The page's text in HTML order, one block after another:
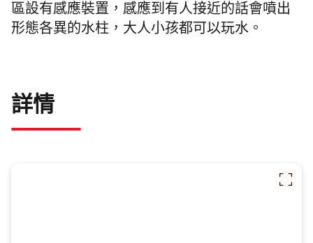
區設有感應裝置，感應到有人接近的話會噴出
形態各異的水柱，大人小孩都可以玩水。
詳情